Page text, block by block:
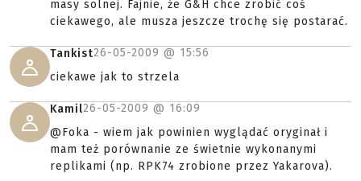
masy solnej. Fajnie, że G&H chce zrobić coś
ciekawego, ale musza jeszcze trochę się postarać.
Tankist26-05-2009 @ 15:56
ciekawe jak to strzela
Kamil26-05-2009 @ 16:09
@Foka - wiem jak powinien wyglądać oryginał i
mam też porównanie ze świetnie wykonanymi
replikami (np. RPK74 zrobione przez Yakarova).